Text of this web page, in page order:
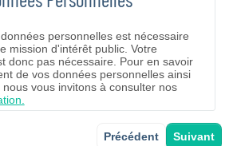
personnelles est nécessaire
mission d'intérêt public. Votre
donc pas nécessaire. Pour en savoir
de vos données personnelles ainsi
vous invitons à consulter nos
Suivant
Précédent